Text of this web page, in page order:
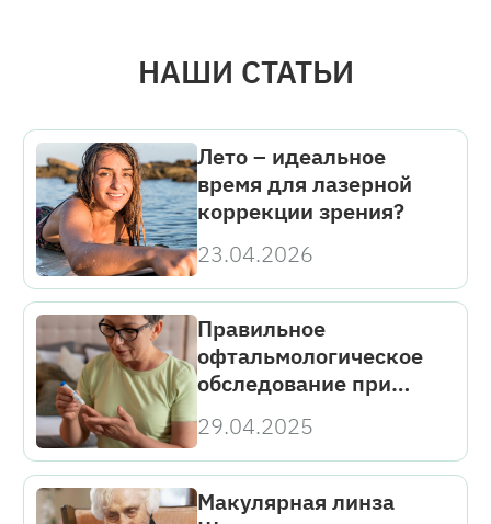
НАШИ СТАТЬИ
Лето – идеальное
время для лазерной
коррекции зрения?
23.04.2026
Правильное
офтальмологическое
обследование при
ключ к сохранению
зрения
29.04.2025
Макулярная линза